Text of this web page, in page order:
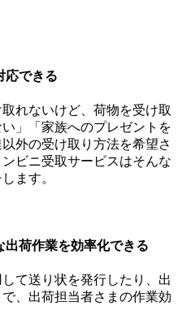
応できる
れないけど、荷物を受け取
」「家族へのプレゼントを
外の受け取り方法を希望さ
ビニ受取サービスはそんな
ます。
出荷作業を効率化できる
て送り状を発行したり、出
、出荷担当者さまの作業効